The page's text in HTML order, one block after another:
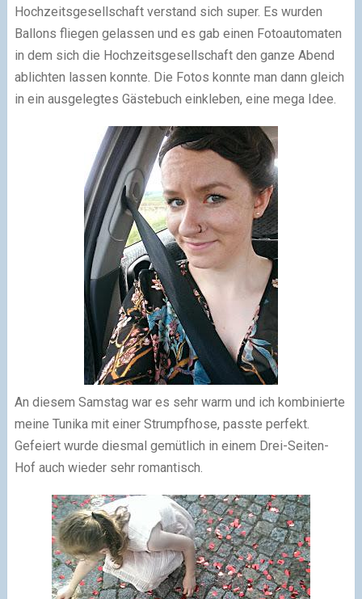
Hochzeitsgesellschaft verstand sich super. Es wurden
Ballons fliegen gelassen und es gab einen Fotoautomaten
in dem sich die Hochzeitsgesellschaft den ganze Abend
ablichten lassen konnte. Die Fotos konnte man dann gleich
in ein ausgelegtes Gästebuch einkleben, eine mega Idee.
An diesem Samstag war es sehr warm und ich kombinierte
meine Tunika mit einer Strumpfhose, passte perfekt.
Gefeiert wurde diesmal gemütlich in einem Drei-Seiten-
Hof auch wieder sehr romantisch.